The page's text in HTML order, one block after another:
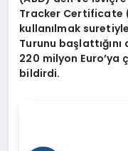
Tracker Certificate
kullanılmak
Turunu başlattığını
220 milyon Euro’ya
bildirdi.